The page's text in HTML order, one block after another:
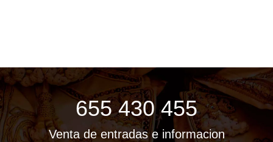
655 430 455
Venta de entradas e informacion